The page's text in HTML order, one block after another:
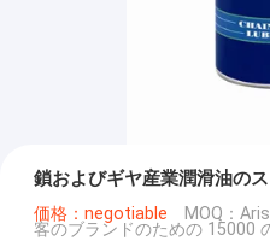
鎖およびギヤ産業潤滑油の
価格：negotiable MOQ：
客のブランドのための 15000